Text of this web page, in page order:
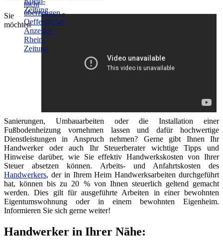
Sie
möchten
Sanierungen, Umbauarbeiten oder die Installation einer
Fußbodenheizung vornehmen lassen und dafür hochwertige
Dienstleistungen in Anspruch nehmen? Gerne gibt Ihnen Ihr
Handwerker oder auch Ihr Steuerberater wichtige Tipps und
Hinweise darüber, wie Sie effektiv Handwerkskosten von Ihrer
Steuer absetzen können. Arbeits- und Anfahrtskosten des
Handwerkers, der in Ihrem Heim Handwerksarbeiten durchgeführt
hat, können bis zu 20 % von Ihnen steuerlich geltend gemacht
werden. Dies gilt für ausgeführte Arbeiten in einer bewohnten
Eigentumswohnung oder in einem bewohnten Eigenheim.
Informieren Sie sich gerne weiter!
Handwerker in Ihrer Nähe: